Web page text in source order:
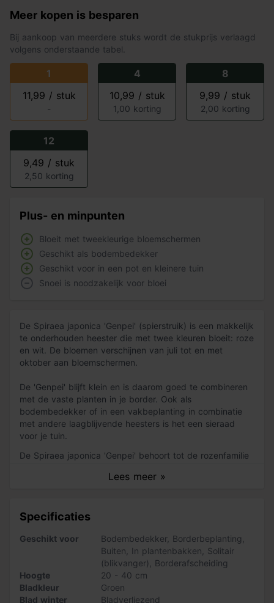
Meer kopen is besparen
Bij aankoop van meerdere stuks wordt de stukprijs verlaagd
volgens onderstaande tabel.
1
11,99 / stuk
-
4
10,99 / stuk
1,00 korting
8
9,99 / stuk
2,00 korting
12
9,49 / stuk
2,50 korting
Plus- en minpunten
Bloeit met tweekleurige bloemschermen
Geschikt als bodembedekker
Geschikt voor in een pot en kleinere tuin
Snoei is noodzakelijk voor bloei
De Spiraea japonica 'Genpei' (spierstruik) is een makkelijk
te onderhouden heester die met twee kleuren bloeit: roze
en wit. De bloemen verschijnen van juli tot en met
oktober aan bloemschermen.
De 'Genpei' blijft klein en is daarom goed te combineren
met de vaste planten in je border. Ook als
bodembedekker of in een vakbeplanting in combinatie
met andere laagblijvende heesters is het een sieraad
voor je tuin.
Lees meer »
De Spiraea japonica 'Genpei' behoort tot de rozenfamilie
Spiraea familie wit van kleur en de zomerbloeiers roze.
van juli tot en met oktober bloeit op het nieuwe hout. De
bloemschermen. Het blad loopt heldergroen uit en wordt
gedurende de zomer donkergroen van kleur. Het is
lancetvormig en scherp getand.
Deze Spiraea is een compacte, dicht groeiende struik
Specificaties
Geschikt voor Bodembedekker, Borderbeplanting
Buiten
In plantenbakken
Solitair
(blikvanger)
Borderafscheiding
Hoogte
20 - 40 cm
Bladkleur
Groen
Blad winter
Bladverliezend